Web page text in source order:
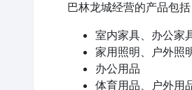
巴林龙城经营的产品包括
室内家具、办公家
家用照明、户外照
办公用品
体育用品、户外用